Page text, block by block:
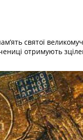
святої
отримують